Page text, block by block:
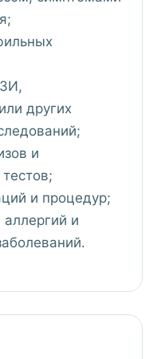
других
и
и процедур;
аллергий и